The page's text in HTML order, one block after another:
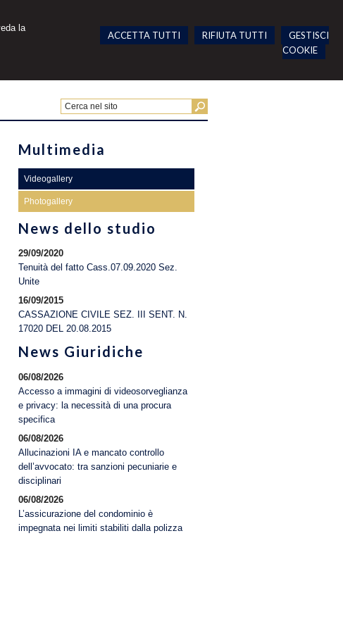
la
ACCETTA TUTTI RIFIUTA TUTTI
GESTISCI
COOKIE
Multimedia
Videogallery
Photogallery
News dello studio
29/09/2020
Tenuità del fatto Cass.07.09.2020 Sez.
Unite
16/09/2015
CASSAZIONE CIVILE SEZ. III SENT. N.
17020 DEL 20.08.2015
News Giuridiche
06/08/2026
Accesso a immagini di videosorveglianza
e privacy: la necessità di una procura
specifica
06/08/2026
Allucinazioni IA e mancato controllo
dell’avvocato: tra sanzioni pecuniarie e
disciplinari
06/08/2026
L’assicurazione del condominio è
impegnata nei limiti stabiliti dalla polizza